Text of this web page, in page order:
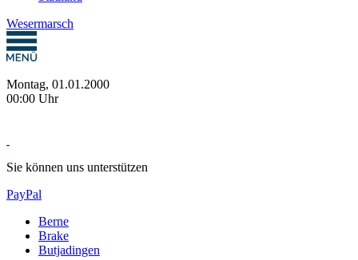
Wesermarsch
Montag, 01.01.2000
00:00 Uhr
Sie können uns unterstützen
PayPal
Berne
Brake
Butjadingen